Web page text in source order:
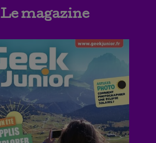
Le magazine